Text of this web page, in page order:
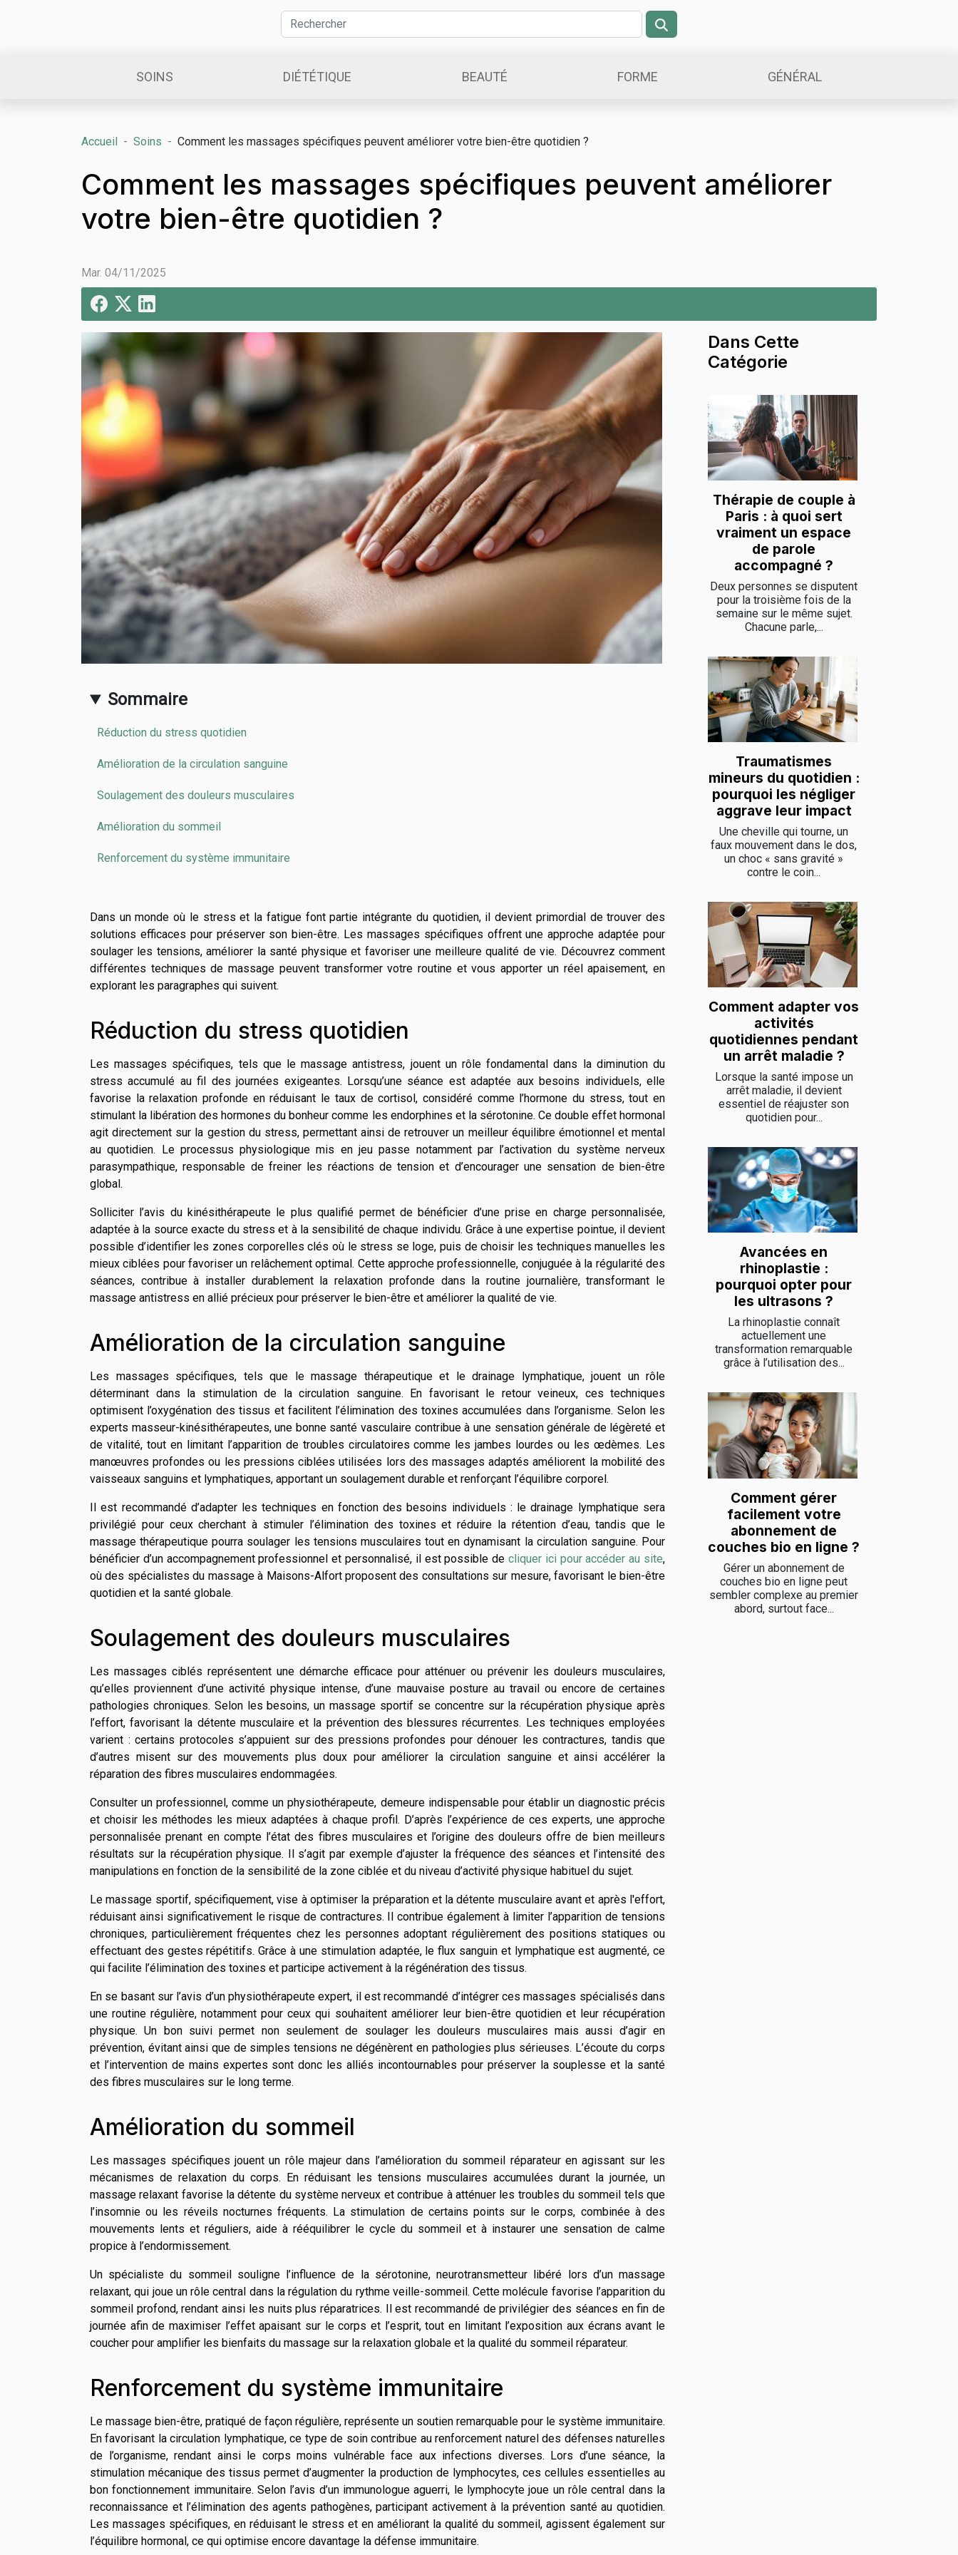
SOINS DIÉTÉTIQUE BEAUTÉ FORME GÉNÉRAL
Accueil Soins Comment les massages spécifiques peuvent améliorer votre bien-être quotidien ?
Comment les massages spécifiques peuvent améliorer
votre bien-être quotidien ?
Mar. 04/11/2025
Sommaire
Réduction du stress quotidien
Amélioration de la circulation sanguine
Soulagement des douleurs musculaires
Amélioration du sommeil
Renforcement du système immunitaire
Dans un monde où le stress et la fatigue font partie intégrante du quotidien, il devient primordial de trouver des
solutions efficaces pour préserver son bien-être. Les massages spécifiques offrent une approche adaptée pour
soulager les tensions, améliorer la santé physique et favoriser une meilleure qualité de vie. Découvrez comment
différentes techniques de massage peuvent transformer votre routine et vous apporter un réel apaisement, en
explorant les paragraphes qui suivent.
Réduction du stress quotidien
Les massages spécifiques, tels que le massage antistress, jouent un rôle fondamental dans la diminution du
stress accumulé au fil des journées exigeantes. Lorsqu’une séance est adaptée aux besoins individuels, elle
favorise la relaxation profonde en réduisant le taux de cortisol, considéré comme l’hormone du stress, tout en
stimulant la libération des hormones du bonheur comme les endorphines et la sérotonine. Ce double effet hormonal
agit directement sur la gestion du stress, permettant ainsi de retrouver un meilleur équilibre émotionnel et mental
au quotidien. Le processus physiologique mis en jeu passe notamment par l’activation du système nerveux
parasympathique, responsable de freiner les réactions de tension et d’encourager une sensation de bien-être
global.
Solliciter l’avis du kinésithérapeute le plus qualifié permet de bénéficier d’une prise en charge personnalisée,
adaptée à la source exacte du stress et à la sensibilité de chaque individu. Grâce à une expertise pointue, il devient
possible d’identifier les zones corporelles clés où le stress se loge, puis de choisir les techniques manuelles les
mieux ciblées pour favoriser un relâchement optimal. Cette approche professionnelle, conjuguée à la régularité des
séances, contribue à installer durablement la relaxation profonde dans la routine journalière, transformant le
massage antistress en allié précieux pour préserver le bien-être et améliorer la qualité de vie.
Amélioration de la circulation sanguine
Les massages spécifiques, tels que le massage thérapeutique et le drainage lymphatique, jouent un rôle
déterminant dans la stimulation de la circulation sanguine. En favorisant le retour veineux, ces techniques
optimisent l’oxygénation des tissus et facilitent l’élimination des toxines accumulées dans l’organisme. Selon les
experts masseur-kinésithérapeutes, une bonne santé vasculaire contribue à une sensation générale de légèreté et
de vitalité, tout en limitant l’apparition de troubles circulatoires comme les jambes lourdes ou les œdèmes. Les
manœuvres profondes ou les pressions ciblées utilisées lors des massages adaptés améliorent la mobilité des
vaisseaux sanguins et lymphatiques, apportant un soulagement durable et renforçant l’équilibre corporel.
Il est recommandé d’adapter les techniques en fonction des besoins individuels : le drainage lymphatique sera
privilégié pour ceux cherchant à stimuler l’élimination des toxines et réduire la rétention d’eau, tandis que le
massage thérapeutique pourra soulager les tensions musculaires tout en dynamisant la circulation sanguine. Pour
bénéficier d’un accompagnement professionnel et personnalisé, il est possible de cliquer ici pour accéder au site,
où des spécialistes du massage à Maisons-Alfort proposent des consultations sur mesure, favorisant le bien-être
quotidien et la santé globale.
Soulagement des douleurs musculaires
Les massages ciblés représentent une démarche efficace pour atténuer ou prévenir les douleurs musculaires,
qu’elles proviennent d’une activité physique intense, d’une mauvaise posture au travail ou encore de certaines
pathologies chroniques. Selon les besoins, un massage sportif se concentre sur la récupération physique après
l’effort, favorisant la détente musculaire et la prévention des blessures récurrentes. Les techniques employées
varient : certains protocoles s’appuient sur des pressions profondes pour dénouer les contractures, tandis que
d’autres misent sur des mouvements plus doux pour améliorer la circulation sanguine et ainsi accélérer la
réparation des fibres musculaires endommagées.
Consulter un professionnel, comme un physiothérapeute, demeure indispensable pour établir un diagnostic précis
et choisir les méthodes les mieux adaptées à chaque profil. D’après l’expérience de ces experts, une approche
personnalisée prenant en compte l’état des fibres musculaires et l’origine des douleurs offre de bien meilleurs
résultats sur la récupération physique. Il s’agit par exemple d’ajuster la fréquence des séances et l’intensité des
manipulations en fonction de la sensibilité de la zone ciblée et du niveau d’activité physique habituel du sujet.
Le massage sportif, spécifiquement, vise à optimiser la préparation et la détente musculaire avant et après l'effort,
réduisant ainsi significativement le risque de contractures. Il contribue également à limiter l’apparition de tensions
chroniques, particulièrement fréquentes chez les personnes adoptant régulièrement des positions statiques ou
effectuant des gestes répétitifs. Grâce à une stimulation adaptée, le flux sanguin et lymphatique est augmenté, ce
qui facilite l’élimination des toxines et participe activement à la régénération des tissus.
En se basant sur l’avis d’un physiothérapeute expert, il est recommandé d’intégrer ces massages spécialisés dans
une routine régulière, notamment pour ceux qui souhaitent améliorer leur bien-être quotidien et leur récupération
physique. Un bon suivi permet non seulement de soulager les douleurs musculaires mais aussi d’agir en
prévention, évitant ainsi que de simples tensions ne dégénèrent en pathologies plus sérieuses. L’écoute du corps
et l’intervention de mains expertes sont donc les alliés incontournables pour préserver la souplesse et la santé
des fibres musculaires sur le long terme.
Amélioration du sommeil
Les massages spécifiques jouent un rôle majeur dans l’amélioration du sommeil réparateur en agissant sur les
mécanismes de relaxation du corps. En réduisant les tensions musculaires accumulées durant la journée, un
massage relaxant favorise la détente du système nerveux et contribue à atténuer les troubles du sommeil tels que
l’insomnie ou les réveils nocturnes fréquents. La stimulation de certains points sur le corps, combinée à des
mouvements lents et réguliers, aide à rééquilibrer le cycle du sommeil et à instaurer une sensation de calme
propice à l’endormissement.
Un spécialiste du sommeil souligne l’influence de la sérotonine, neurotransmetteur libéré lors d’un massage
relaxant, qui joue un rôle central dans la régulation du rythme veille-sommeil. Cette molécule favorise l’apparition du
sommeil profond, rendant ainsi les nuits plus réparatrices. Il est recommandé de privilégier des séances en fin de
journée afin de maximiser l’effet apaisant sur le corps et l’esprit, tout en limitant l’exposition aux écrans avant le
coucher pour amplifier les bienfaits du massage sur la relaxation globale et la qualité du sommeil réparateur.
Renforcement du système immunitaire
Le massage bien-être, pratiqué de façon régulière, représente un soutien remarquable pour le système immunitaire.
En favorisant la circulation lymphatique, ce type de soin contribue au renforcement naturel des défenses naturelles
de l’organisme, rendant ainsi le corps moins vulnérable face aux infections diverses. Lors d’une séance, la
stimulation mécanique des tissus permet d’augmenter la production de lymphocytes, ces cellules essentielles au
bon fonctionnement immunitaire. Selon l’avis d’un immunologue aguerri, le lymphocyte joue un rôle central dans la
reconnaissance et l’élimination des agents pathogènes, participant activement à la prévention santé au quotidien.
Les massages spécifiques, en réduisant le stress et en améliorant la qualité du sommeil, agissent également sur
l’équilibre hormonal, ce qui optimise encore davantage la défense immunitaire.
Dans Cette
Catégorie
Thérapie de couple à
Paris : à quoi sert
vraiment un espace
de parole
accompagné ?
Deux personnes se disputent
pour la troisième fois de la
semaine sur le même sujet.
Chacune parle,...
Traumatismes
mineurs du quotidien :
pourquoi les négliger
aggrave leur impact
Une cheville qui tourne, un
faux mouvement dans le dos,
un choc « sans gravité »
contre le coin...
Comment adapter vos
activités
quotidiennes pendant
un arrêt maladie ?
Lorsque la santé impose un
arrêt maladie, il devient
essentiel de réajuster son
quotidien pour...
Avancées en
rhinoplastie :
pourquoi opter pour
les ultrasons ?
La rhinoplastie connaît
actuellement une
transformation remarquable
grâce à l’utilisation des...
Comment gérer
facilement votre
abonnement de
couches bio en ligne ?
Gérer un abonnement de
couches bio en ligne peut
sembler complexe au premier
abord, surtout face...